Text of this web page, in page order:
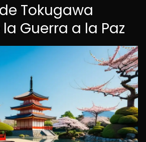
Tokugawa
Guerra a la Paz